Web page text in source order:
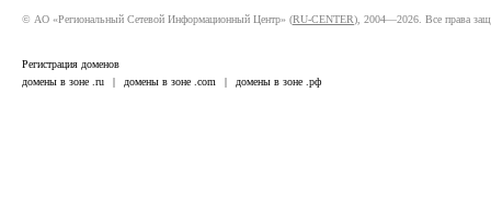
© АО «Региональный Сетевой Информационный Центр» (RU-CENTER), 2004—2026. Все права
Регистрация доменов
домены в зоне .ru
| домены в зоне .com | домены в зоне .рф